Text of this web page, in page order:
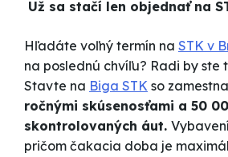
Už sa stačí len objednať na
Hľadáte voľný termín na STK v
na poslednú chvíľu? Radi by ste
Stavte na Biga STK so
ročnými skúsenosťami a 50
skontrolovaných áut.
pričom čakacia doba je